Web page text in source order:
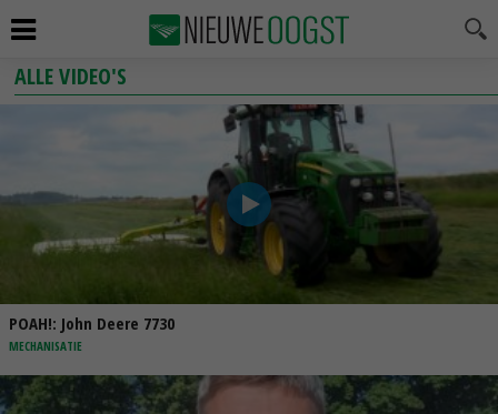
ALLE VIDEO'S
POAH!: John Deere 7730
MECHANISATIE